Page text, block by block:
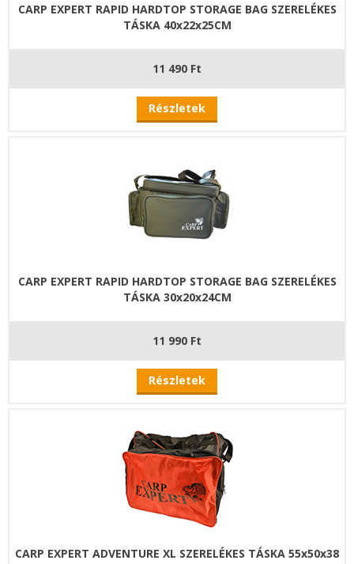
CARP EXPERT RAPID HARDTOP STORAGE BAG SZERELÉKES
TÁSKA 40x22x25CM
11 490 Ft
Részletek
CARP EXPERT RAPID HARDTOP STORAGE BAG SZERELÉKES
TÁSKA 30x20x24CM
11 990 Ft
Részletek
CARP EXPERT ADVENTURE XL SZERELÉKES TÁSKA 55x50x38